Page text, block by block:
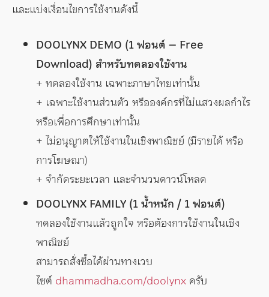
และแบ่งเงื่อนไขการใช้งานดังนี้
DOOLYNX DEMO (1 ฟอนต์ – Free
Download) สำหรับทดลองใช้งาน
+ ทดลองใช้งาน เฉพาะภาษาไทยเท่านั้น
+ เฉพาะใช้งานส่วนตัว หรือองค์กรที่ไม่แสวงผลกำไร
หรือเพื่อการศึกษาเท่านั้น
+ ไม่อนุญาตให้ใช้งานในเชิงพาณิชย์ (มีรายได้ หรือ
การโฆษณา)
+ จำกัดระยะเวลา และจำนวนดาวน์โหลด
DOOLYNX FAMILY (1 น้ำหนัก / 1 ฟอนต์)
ทดลองใช้งานแล้วถูกใจ หรือต้องการใช้งานในเชิง
พาณิชย์
สามารถสั่งซื้อได้ผ่านทางเวบ
ไซต์ dhammadha.com/doolynx ครับ